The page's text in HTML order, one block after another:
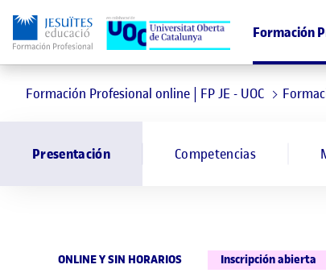
Formación
Formación Profesional online | FP JE - UOC
Presentación Competencias
ONLINE Y SIN HORARIOS Inscripción abierta